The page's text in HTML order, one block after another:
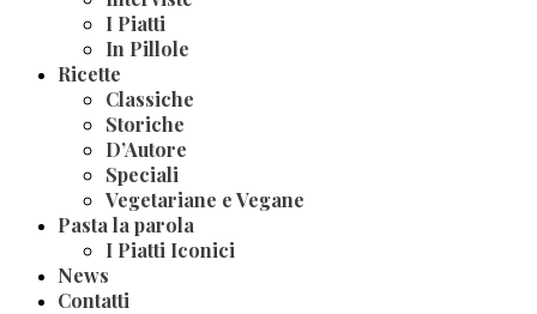
I Piatti
In Pillole
Ricette
Classiche
Storiche
D’Autore
Speciali
Vegetariane e Vegane
Pasta la parola
I Piatti Iconici
News
Contatti